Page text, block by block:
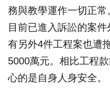
務與教學運作一切正
目前已進入訴訟的案
有另外4件工程案也遭
5000萬元。相比工程
心的是自身人身安全。